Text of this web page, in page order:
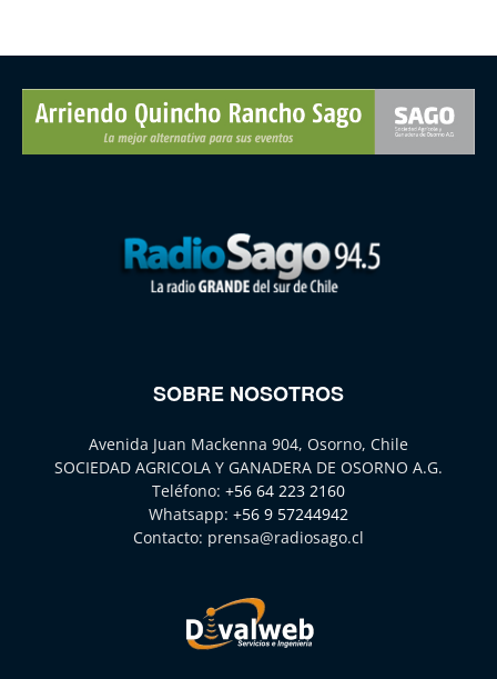
SOBRE NOSOTROS
Avenida Juan Mackenna 904, Osorno, Chile
SOCIEDAD AGRICOLA Y GANADERA DE OSORNO A.G.
Teléfono: +56 64 223 2160
Whatsapp: +56 9 57244942
Contacto: prensa@radiosago.cl